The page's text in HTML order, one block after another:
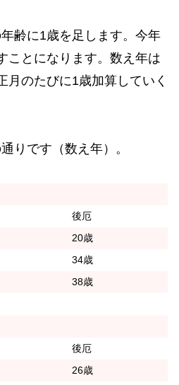
齢に1歳を足します。今年
ことになります。数え年は
月のたびに1歳加算していく
りです（数え年）。
後厄
20歳
34歳
38歳
後厄
26歳